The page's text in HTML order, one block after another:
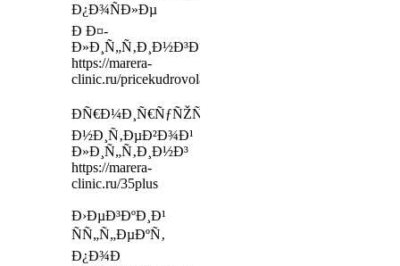
Ð¿Ð¾ÑÐ»Ðµ
Ð Ð¤-
Ð»Ð¸Ñ„Ñ‚Ð¸Ð½Ð³Ð°
https://marera-
clinic.ru/pricekudrovolaserep
ÐÑ€Ð¼Ð¸Ñ€ÑƒÑŽÑ‰Ð¸Ð¹
Ð½Ð¸Ñ‚ÐµÐ²Ð¾Ð¹
Ð»Ð¸Ñ„Ñ‚Ð¸Ð½Ð³
https://marera-
clinic.ru/35plus
Ð›ÐµÐ³ÐºÐ¸Ð¹
ÑÑ„Ñ„ÐµÐºÑ‚
Ð¿Ð¾Ð